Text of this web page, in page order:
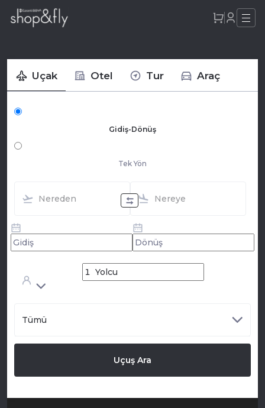
Uçak Otel Tur Araç
Gidiş-Dönüş
Tek Yön
Nereden Nereye
Tümü
Uçuş Ara